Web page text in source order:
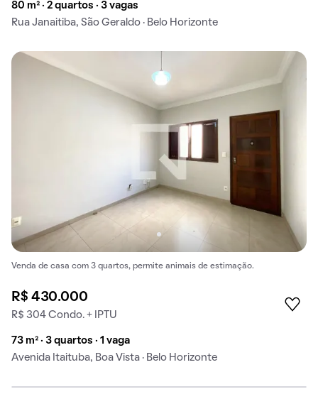
80 m² · 2 quartos · 3 vagas
Rua Janaitiba, São Geraldo · Belo Horizonte
Venda de casa com 3 quartos, permite animais de estimação.
R$ 430.000
R$ 304 Condo. + IPTU
73 m² · 3 quartos · 1 vaga
Avenida Itaituba, Boa Vista · Belo Horizonte